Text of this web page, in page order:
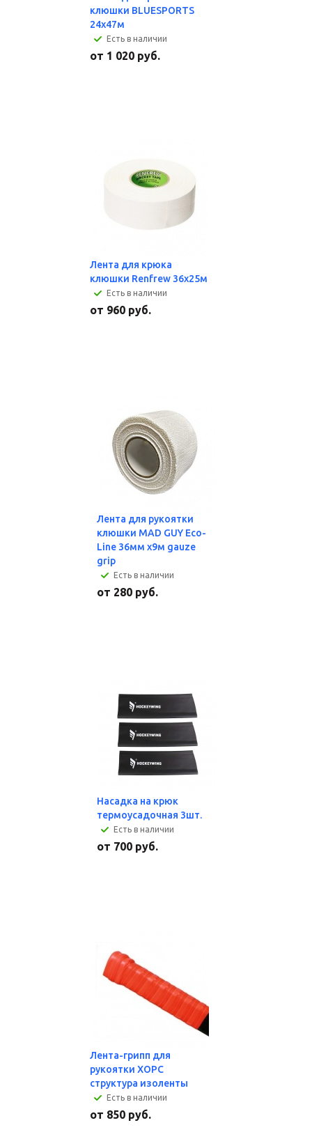
клюшки BLUESPORTS
24х47м
Есть в наличии
от 1 020 руб.
Лента для крюка
клюшки Renfrew 36х25м
Есть в наличии
от 960 руб.
Лента для рукоятки
клюшки MAD GUY Eco-
Line 36мм х9м gauze
grip
Есть в наличии
от 280 руб.
Насадка на крюк
термоусадочная 3шт.
Есть в наличии
от 700 руб.
Лента-грипп для
рукоятки ХОРС
структура изоленты
Есть в наличии
от 850 руб.